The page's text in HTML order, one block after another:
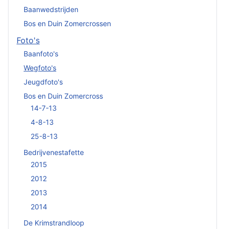
Baanwedstrijden
Bos en Duin Zomercrossen
Foto's
Baanfoto's
Wegfoto's
Jeugdfoto's
Bos en Duin Zomercross
14-7-13
4-8-13
25-8-13
Bedrijvenestafette
2015
2012
2013
2014
De Krimstrandloop